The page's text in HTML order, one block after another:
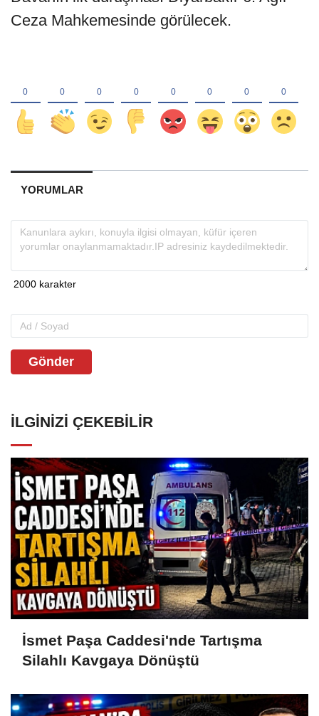
Ceza Mahkemesinde görülecek.
YORUMLAR
Gönder
İLGINIZI ÇEKEBILIR
İsmet Paşa Caddesi'nde Tartışma
Silahlı Kavgaya Dönüştü